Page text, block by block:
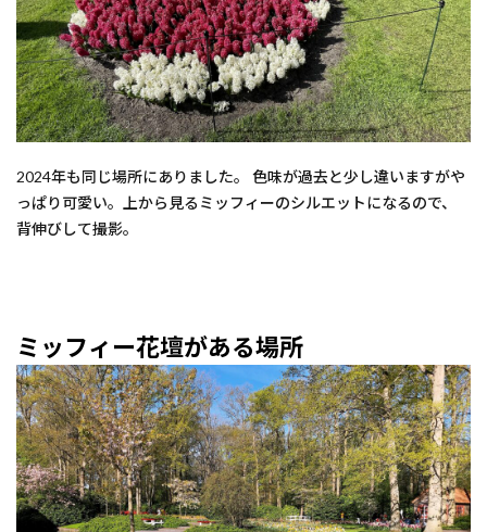
2024年も同じ場所にありました。 色味が過去と少し違いますがや
っぱり可愛い。上から見るミッフィーのシルエットになるので、
背伸びして撮影。
ミッフィー花壇がある場所